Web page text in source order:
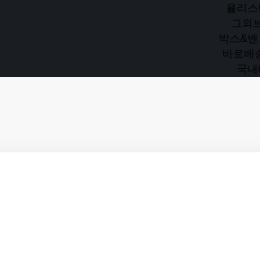
율리스
그외
박스&
바로배
국